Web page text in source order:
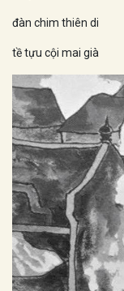
đàn chim thiên di
tề tựu cội mai già